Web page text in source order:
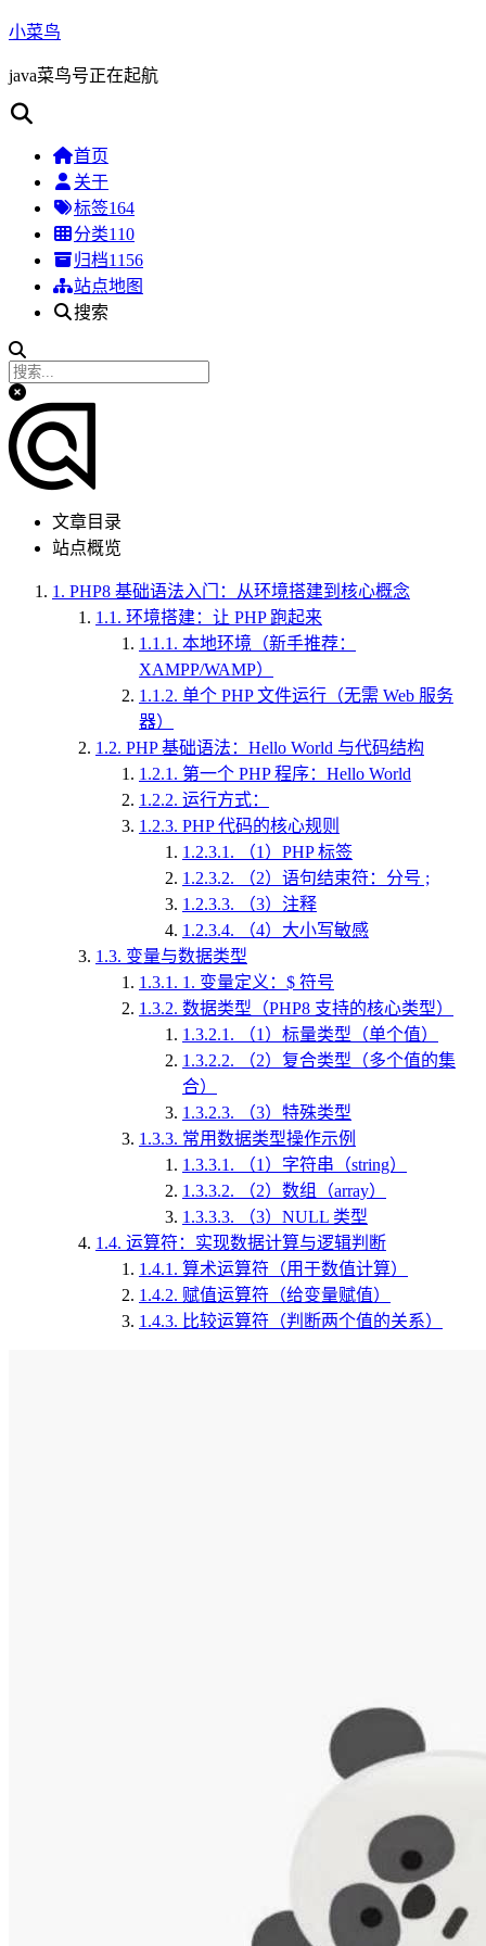
小菜鸟
java菜鸟号正在起航
首页
关于
标签164
分类110
归档1156
站点地图
搜索
文章目录
站点概览
1. PHP8 基础语法入门：从环境搭建到核心概念
1.1. 环境搭建：让 PHP 跑起来
1.1.1. 本地环境（新手推荐：
XAMPP/WAMP）
1.1.2. 单个 PHP 文件运行（无需 Web 服务
器）
1.2. PHP 基础语法：Hello World 与代码结构
1.2.1. 第一个 PHP 程序：Hello World
1.2.2. 运行方式：
1.2.3. PHP 代码的核心规则
1.2.3.1.
（1）PHP 标签
1.2.3.2.
（2）语句结束符：分号 ;
1.2.3.3.
（3）注释
1.2.3.4.
（4）大小写敏感
1.3. 变量与数据类型
1.3.1. 1. 变量定义：$ 符号
1.3.2. 数据类型（PHP8 支持的核心类型）
1.3.2.1.
（1）标量类型（单个值）
1.3.2.2.
（2）复合类型（多个值的集
合）
1.3.2.3.
（3）特殊类型
1.3.3. 常用数据类型操作示例
1.3.3.1.
（1）字符串（string）
1.3.3.2.
（2）数组（array）
1.3.3.3.
（3）NULL 类型
1.4. 运算符：实现数据计算与逻辑判断
1.4.1. 算术运算符（用于数值计算）
1.4.2. 赋值运算符（给变量赋值）
1.4.3. 比较运算符（判断两个值的关系）